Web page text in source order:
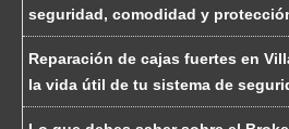
seguridad, comodidad y
Reparación de cajas fuertes en
la vida útil de tu sistema de